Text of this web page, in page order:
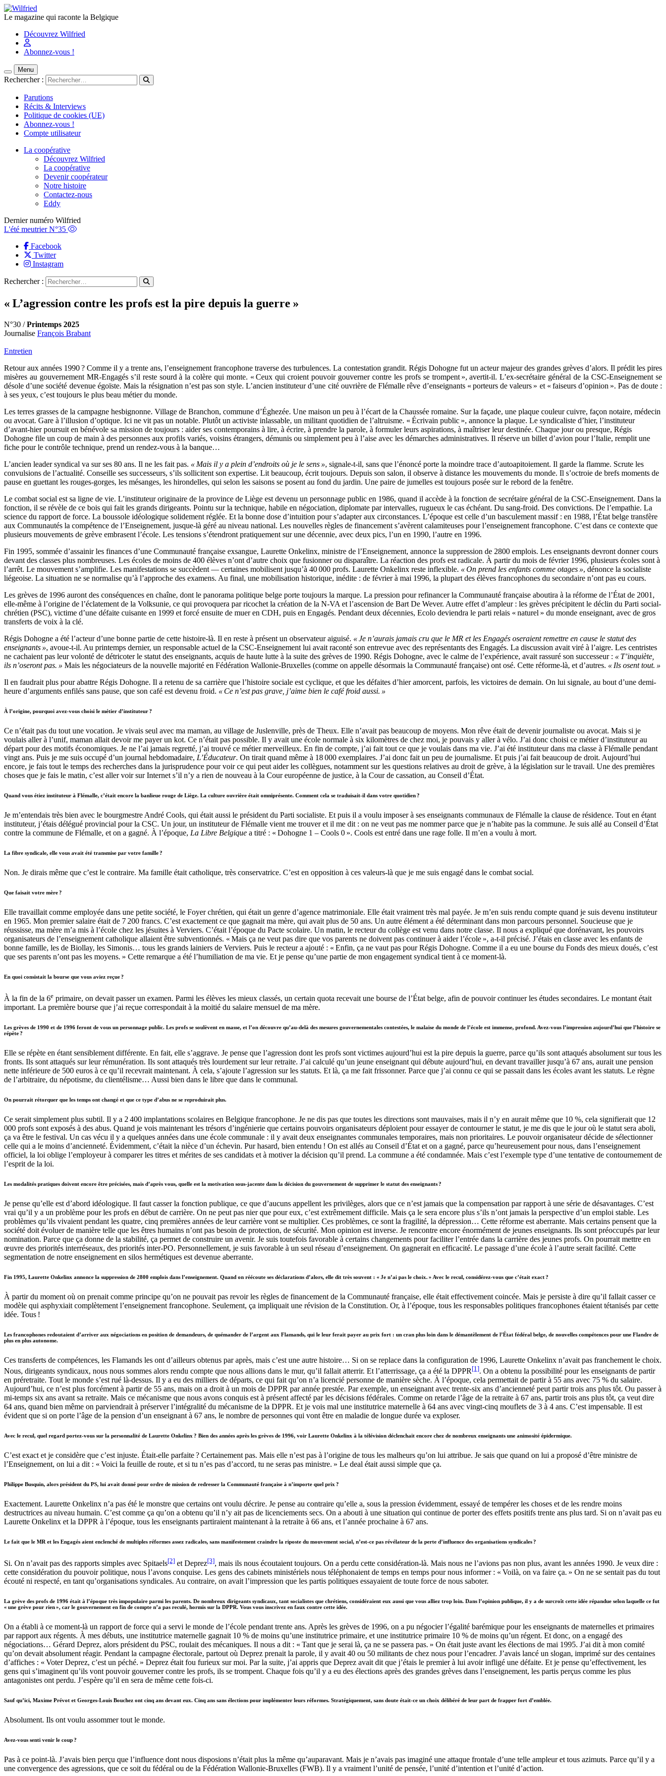
Le magazine qui raconte la Belgique
Découvrez Wilfried
Abonnez-vous !
Menu
Rechercher :
Parutions
Récits & Interviews
Politique de cookies (UE)
Abonnez-vous !
Compte utilisateur
La coopérative
Découvrez Wilfried
La coopérative
Devenir coopérateur
Notre histoire
Contactez-nous
Eddy
Dernier numéro Wilfried
L'été meutrier N°35
Facebook
Twitter
Instagram
Rechercher :
« L’agression contre les profs est la pire depuis la guerre »
N°30 /Printemps 2025
Journalise François Brabant
Entretien
Retour aux années 1990 ? Comme il y a trente ans, l’enseignement francophone traverse des turbulences. La contestation grandit. Régis Dohogne fut un acteur majeur des grandes grèves d’alors. Il prédit les pires
misères au gouvernement MR-Engagés s’il reste sourd à la colère qui monte. « Ceux qui croient pouvoir gouverner contre les profs se trompent », avertit-il. L’ex-secrétaire général de la CSC-Enseignement se
désole d’une société devenue égoïste. Mais la résignation n’est pas son style. L’ancien instituteur d’une cité ouvrière de Flémalle rêve d’enseignants « porteurs de valeurs » et « faiseurs d’opinion ». Pas de doute :
à ses yeux, c’est toujours le plus beau métier du monde.
Les terres grasses de la campagne hesbignonne. Village de Branchon, commune d’Éghezée. Une maison un peu à l’écart de la Chaussée romaine. Sur la façade, une plaque couleur cuivre, façon notaire, médecin
ou avocat. Gare à l’illusion d’optique. Ici ne vit pas un notable. Plutôt un activiste inlassable, un militant quotidien de l’altruisme. « Écrivain public », annonce la plaque. Le syndicaliste d’hier, l’instituteur
d’avant-hier poursuit en bénévole sa mission de toujours : aider ses contemporains à lire, à écrire, à prendre la parole, à formuler leurs aspirations, à maîtriser leur destinée. Chaque jour ou presque, Régis
Dohogne file un coup de main à des personnes aux profils variés, voisins étrangers, démunis ou simplement peu à l’aise avec les démarches administratives. Il réserve un billet d’avion pour l’Italie, remplit une
fiche pour le contrôle technique, prend un rendez-vous à la banque…
L’ancien leader syndical va sur ses 80 ans. Il ne les fait pas. « Mais il y a plein d’endroits où je le sens », signale-t-il, sans que l’énoncé porte la moindre trace d’autoapitoiement. Il garde la flamme. Scrute les
convulsions de l’actualité. Conseille ses successeurs, s’ils sollicitent son expertise. Lit beaucoup, écrit toujours. Depuis son salon, il observe à distance les mouvements du monde. Il s’octroie de brefs moments de
pause en guettant les rouges-gorges, les mésanges, les hirondelles, qui selon les saisons se posent au fond du jardin. Une paire de jumelles est toujours posée sur le rebord de la fenêtre.
Le combat social est sa ligne de vie. L’instituteur originaire de la province de Liège est devenu un personnage public en 1986, quand il accède à la fonction de secrétaire général de la CSC-Enseignement. Dans la
fonction, il se révèle de ce bois qui fait les grands dirigeants. Pointu sur la technique, habile en négociation, diplomate par intervalles, rugueux le cas échéant. Du sang-froid. Des convictions. De l’empathie. La
science du rapport de force. La boussole idéologique solidement réglée. Et la bonne dose d’intuition pour s’adapter aux circonstances. L’époque est celle d’un basculement massif : en 1988, l’État belge transfère
aux Communautés la compétence de l’Enseignement, jusque-là géré au niveau national. Les nouvelles règles de financement s’avèrent calamiteuses pour l’enseignement francophone. C’est dans ce contexte que
plusieurs mouvements de grève embrasent l’école. Les tensions s’étendront pratiquement sur une décennie, avec deux pics, l’un en 1990, l’autre en 1996.
Fin 1995, sommée d’assainir les finances d’une Communauté française exsangue, Laurette Onkelinx, ministre de l’Enseignement, annonce la suppression de 2800 emplois. Les enseignants devront donner cours
devant des classes plus nombreuses. Les écoles de moins de 400 élèves n’ont d’autre choix que fusionner ou disparaître. La réaction des profs est radicale. À partir du mois de février 1996, plusieurs écoles sont à
l’arrêt. Le mouvement s’amplifie. Les manifestations se succèdent — certaines mobilisent jusqu’à 40 000 profs. Laurette Onkelinx reste inflexible. « On prend les enfants comme otages », dénonce la socialiste
liégeoise. La situation ne se normalise qu’à l’approche des examens. Au final, une mobilisation historique, inédite : de février à mai 1996, la plupart des élèves francophones du secondaire n’ont pas eu cours.
Les grèves de 1996 auront des conséquences en chaîne, dont le panorama politique belge porte toujours la marque. La pression pour refinancer la Communauté française aboutira à la réforme de l’État de 2001,
elle-même à l’origine de l’éclatement de la Volksunie, ce qui provoquera par ricochet la création de la N-VA et l’ascension de Bart De Wever. Autre effet d’ampleur : les grèves précipitent le déclin du Parti social-
chrétien (PSC), victime d’une défaite cuisante en 1999 et forcé ensuite de muer en CDH, puis en Engagés. Pendant deux décennies, Ecolo deviendra le parti relais « naturel » du monde enseignant, avec de gros
transferts de voix à la clé.
Régis Dohogne a été l’acteur d’une bonne partie de cette histoire-là. Il en reste à présent un observateur aiguisé. « Je n’aurais jamais cru que le MR et les Engagés oseraient remettre en cause le statut des
enseignants », avoue-t-il. Au printemps dernier, un responsable actuel de la CSC-Enseignement lui avait raconté son entrevue avec des représentants des Engagés. La discussion avait viré à l’aigre. Les centristes
ne cachaient pas leur volonté de détricoter le statut des enseignants, acquis de haute lutte à la suite des grèves de 1990. Régis Dohogne, avec le calme de l’expérience, avait rassuré son successeur : « T’inquiète,
ils n’oseront pas. » Mais les négociateurs de la nouvelle majorité en Fédération Wallonie-Bruxelles (comme on appelle désormais la Communauté française) ont osé. Cette réforme-là, et d’autres. « Ils osent tout. »
Il en faudrait plus pour abattre Régis Dohogne. Il a retenu de sa carrière que l’histoire sociale est cyclique, et que les défaites d’hier amorcent, parfois, les victoires de demain. On lui signale, au bout d’une demi-
heure d’arguments enfilés sans pause, que son café est devenu froid. « Ce n’est pas grave, j’aime bien le café froid aussi. »
À l’origine, pourquoi avez-vous choisi le métier d’instituteur ?
Ce n’était pas du tout une vocation. Je vivais seul avec ma maman, au village de Juslenville, près de Theux. Elle n’avait pas beaucoup de moyens. Mon rêve était de devenir journaliste ou avocat. Mais si je
voulais aller à l’unif, maman allait devoir me payer un kot. Ce n’était pas possible. Il y avait une école normale à six kilomètres de chez moi, je pouvais y aller à vélo. J’ai donc choisi ce métier d’instituteur au
départ pour des motifs économiques. Je ne l’ai jamais regretté, j’ai trouvé ce métier merveilleux. En fin de compte, j’ai fait tout ce que je voulais dans ma vie. J’ai été instituteur dans ma classe à Flémalle pendant
vingt ans. Puis je me suis occupé d’un journal hebdomadaire, L’Éducateur. On tirait quand même à 18 000 exemplaires. J’ai donc fait un peu de journalisme. Et puis j’ai fait beaucoup de droit. Aujourd’hui
encore, je fais tout le temps des recherches dans la jurisprudence pour voir ce qui peut aider les collègues, notamment sur les questions relatives au droit de grève, à la législation sur le travail. Une des premières
choses que je fais le matin, c’est aller voir sur Internet s’il n’y a rien de nouveau à la Cour européenne de justice, à la Cour de cassation, au Conseil d’État.
Quand vous étiez instituteur à Flémalle, c’était encore la banlieue rouge de Liège. La culture ouvrière était omniprésente. Comment cela se traduisait-il dans votre quotidien ?
Je m’entendais très bien avec le bourgmestre André Cools, qui était aussi le président du Parti socialiste. Et puis il a voulu imposer à ses enseignants communaux de Flémalle la clause de résidence. Tout en étant
instituteur, j’étais délégué provincial pour la CSC. Un jour, un instituteur de Flémalle vient me trouver et il me dit : on ne veut pas me nommer parce que je n’habite pas la commune. Je suis allé au Conseil d’État
contre la commune de Flémalle, et on a gagné. À l’époque, La Libre Belgique a titré : « Dohogne 1 – Cools 0 ». Cools est entré dans une rage folle. Il m’en a voulu à mort.
La fibre syndicale, elle vous avait été transmise par votre famille ?
Non. Je dirais même que c’est le contraire. Ma famille était catholique, très conservatrice. C’est en opposition à ces valeurs-là que je me suis engagé dans le combat social.
Que faisait votre mère ?
Elle travaillait comme employée dans une petite société, le Foyer chrétien, qui était un genre d’agence matrimoniale. Elle était vraiment très mal payée. Je m’en suis rendu compte quand je suis devenu instituteur
en 1965. Mon premier salaire était de 7 200 francs. C’est exactement ce que gagnait ma mère, qui avait plus de 50 ans. Un autre élément a été déterminant dans mon parcours personnel. Soucieuse que je
réussisse, ma mère m’a mis à l’école chez les jésuites à Verviers. C’était l’époque du Pacte scolaire. Un matin, le recteur du collège est venu dans notre classe. Il nous a expliqué que dorénavant, les pouvoirs
organisateurs de l’enseignement catholique allaient être subventionnés. « Mais ça ne veut pas dire que vos parents ne doivent pas continuer à aider l’école », a-t-il précisé. J’étais en classe avec les enfants de
bonne famille, les de Biollay, les Simonis… tous les grands lainiers de Verviers. Puis le recteur a ajouté : « Enfin, ça ne vaut pas pour Régis Dohogne. Comme il a eu une bourse du Fonds des mieux doués, c’est
que ses parents n’ont pas les moyens. » Cette remarque a été l’humiliation de ma vie. Et je pense qu’une partie de mon engagement syndical tient à ce moment-là.
En quoi consistait la bourse que vous aviez reçue ?
À la fin de la 6e primaire, on devait passer un examen. Parmi les élèves les mieux classés, un certain quota recevait une bourse de l’État belge, afin de pouvoir continuer les études secondaires. Le montant était
important. La première bourse que j’ai reçue correspondait à la moitié du salaire mensuel de ma mère.
Les grèves de 1990 et de 1996 feront de vous un personnage public. Les profs se soulèvent en masse, et l’on découvre qu’au-delà des mesures gouvernementales contestées, le malaise du monde de l’école est immense, profond. Avez-vous l’impression aujourd’hui que l’histoire se
répète ?
Elle se répète en étant sensiblement différente. En fait, elle s’aggrave. Je pense que l’agression dont les profs sont victimes aujourd’hui est la pire depuis la guerre, parce qu’ils sont attaqués absolument sur tous les
fronts. Ils sont attaqués sur leur rémunération. Ils sont attaqués très lourdement sur leur retraite. J’ai calculé qu’un jeune enseignant qui débute aujourd’hui, en devant travailler jusqu’à 67 ans, aurait une pension
nette inférieure de 500 euros à ce qu’il recevrait maintenant. À cela, s’ajoute l’agression sur les statuts. Et là, ça me fait frissonner. Parce que j’ai connu ce qui se passait dans les écoles avant les statuts. Le règne
de l’arbitraire, du népotisme, du clientélisme… Aussi bien dans le libre que dans le communal.
On pourrait rétorquer que les temps ont changé et que ce type d’abus ne se reproduirait plus.
Ce serait simplement plus subtil. Il y a 2 400 implantations scolaires en Belgique francophone. Je ne dis pas que toutes les directions sont mauvaises, mais il n’y en aurait même que 10 %, cela signifierait que 12
000 profs sont exposés à des abus. Quand je vois maintenant les trésors d’ingénierie que certains pouvoirs organisateurs déploient pour essayer de contourner le statut, je me dis que le jour où le statut sera aboli,
ça va être le festival. Un cas vécu il y a quelques années dans une école communale : il y avait deux enseignantes communales temporaires, mais non prioritaires. Le pouvoir organisateur décide de sélectionner
celle qui a le moins d’ancienneté. Évidemment, c’était la nièce d’un échevin. Pur hasard, bien entendu ! On est allés au Conseil d’État et on a gagné, parce qu’heureusement pour nous, dans l’enseignement
officiel, la loi oblige l’employeur à comparer les titres et mérites de ses candidats et à motiver la décision qu’il prend. La commune a été condamnée. Mais c’est l’exemple type d’une tentative de contournement de
l’esprit de la loi.
Les modalités pratiques doivent encore être précisées, mais d’après vous, quelle est la motivation sous-jacente dans la décision du gouvernement de supprimer le statut des enseignants ?
Je pense qu’elle est d’abord idéologique. Il faut casser la fonction publique, ce que d’aucuns appellent les privilèges, alors que ce n’est jamais que la compensation par rapport à une série de désavantages. C’est
vrai qu’il y a un problème pour les profs en début de carrière. On ne peut pas nier que pour eux, c’est extrêmement difficile. Mais ça le sera encore plus s’ils n’ont jamais la perspective d’un emploi stable. Les
problèmes qu’ils vivaient pendant les quatre, cinq premières années de leur carrière vont se multiplier. Ces problèmes, ce sont la fragilité, la dépression… Cette réforme est aberrante. Mais certains pensent que la
société doit évoluer de manière telle que les êtres humains n’ont pas besoin de protection, de sécurité. Mon opinion est inverse. Je rencontre encore énormément de jeunes enseignants. Ils sont préoccupés par leur
nomination. Parce que ça donne de la stabilité, ça permet de construire un avenir. Je suis toutefois favorable à certains changements pour faciliter l’entrée dans la carrière des jeunes profs. On pourrait mettre en
œuvre des priorités interréseaux, des priorités inter-PO. Personnellement, je suis favorable à un seul réseau d’enseignement. On gagnerait en efficacité. Le passage d’une école à l’autre serait facilité. Cette
segmentation de notre enseignement en silos hermétiques est devenue aberrante.
Fin 1995, Laurette Onkelinx annonce la suppression de 2800 emplois dans l’enseignement. Quand on réécoute ses déclarations d’alors, elle dit très souvent : « Je n’ai pas le choix. » Avec le recul, considérez-vous que c’était exact ?
À partir du moment où on prenait comme principe qu’on ne pouvait pas revoir les règles de financement de la Communauté française, elle était effectivement coincée. Mais je persiste à dire qu’il fallait casser ce
modèle qui asphyxiait complètement l’enseignement francophone. Seulement, ça impliquait une révision de la Constitution. Or, à l’époque, tous les responsables politiques francophones étaient tétanisés par cette
idée. Tous !
Les francophones redoutaient d’arriver aux négociations en position de demandeurs, de quémander de l’argent aux Flamands, qui le leur ferait payer au prix fort : un cran plus loin dans le démantèlement de l’État fédéral belge, de nouvelles compétences pour une Flandre de
plus en plus autonome.
Ces transferts de compétences, les Flamands les ont d’ailleurs obtenus par après, mais c’est une autre histoire… Si on se replace dans la configuration de 1996, Laurette Onkelinx n’avait pas franchement le choix.
Nous, dirigeants syndicaux, nous nous sommes alors rendu compte que nous allions dans le mur, qu’il fallait atterrir. Et l’atterrissage, ça a été la DPPR [1]. On a obtenu la possibilité pour les enseignants de partir
en préretraite. Tout le monde s’est rué là-dessus. Il y a eu des milliers de départs, ce qui fait qu’on n’a licencié personne de manière sèche. À l’époque, cela permettait de partir à 55 ans avec 75 % du salaire.
Aujourd’hui, ce n’est plus forcément à partir de 55 ans, mais on a droit à un mois de DPPR par année prestée. Par exemple, un enseignant avec trente-six ans d’ancienneté peut partir trois ans plus tôt. Ou passer à
mi-temps six ans avant sa retraite. Mais ce mécanisme que nous avons conquis est à présent affecté par les décisions fédérales. Comme on retarde l’âge de la retraite à 67 ans, partir trois ans plus tôt, ça veut dire
64 ans, quand bien même on parviendrait à préserver l’intégralité du mécanisme de la DPPR. Et je vois mal une institutrice maternelle à 64 ans avec vingt-cinq mouflets de 3 à 4 ans. C’est impensable. Il est
évident que si on porte l’âge de la pension d’un enseignant à 67 ans, le nombre de personnes qui vont être en maladie de longue durée va exploser.
Avec le recul, quel regard portez-vous sur la personnalité de Laurette Onkelinx ? Bien des années après les grèves de 1996, voir Laurette Onkelinx à la télévision déclenchait encore chez de nombreux enseignants une animosité épidermique.
C’est exact et je considère que c’est injuste. Était-elle parfaite ? Certainement pas. Mais elle n’est pas à l’origine de tous les malheurs qu’on lui attribue. Je sais que quand on lui a proposé d’être ministre de
l’Enseignement, on lui a dit : « Voici la feuille de route, et si tu n’es pas d’accord, tu ne seras pas ministre. » Le deal était aussi simple que ça.
Philippe Busquin, alors président du PS, lui avait donné pour ordre de mission de redresser la Communauté française à n’importe quel prix ?
Exactement. Laurette Onkelinx n’a pas été le monstre que certains ont voulu décrire. Je pense au contraire qu’elle a, sous la pression évidemment, essayé de tempérer les choses et de les rendre moins
destructrices au niveau humain. C’est comme ça qu’on a obtenu qu’il n’y ait pas de licenciements secs. On a abouti à une situation qui continue de porter des effets positifs trente ans plus tard. Si on n’avait pas eu
Laurette Onkelinx et la DPPR à l’époque, tous les enseignants partiraient maintenant à la retraite à 66 ans, et l’année prochaine à 67 ans.
Le fait que le MR et les Engagés aient enclenché de multiples réformes assez radicales, sans manifestement craindre la riposte du mouvement social, n’est-ce pas révélateur de la perte d’influence des organisations syndicales ?
Si. On n’avait pas des rapports simples avec Spitaels[2] et Deprez[3], mais ils nous écoutaient toujours. On a perdu cette considération-là. Mais nous ne l’avions pas non plus, avant les années 1990. Je veux dire :
cette considération du pouvoir politique, nous l’avons conquise. Les gens des cabinets ministériels nous téléphonaient de temps en temps pour nous informer : « Voilà, on va faire ça. » On ne se sentait pas du tout
écouté ni respecté, en tant qu’organisations syndicales. Au contraire, on avait l’impression que les partis politiques essayaient de toute force de nous saboter.
La grève des profs de 1996 était à l’époque très impopulaire parmi les parents. De nombreux dirigeants syndicaux, tant socialistes que chrétiens, considéraient eux aussi que vous alliez trop loin. Dans l’opinion publique, il y a de surcroît cette idée répandue selon laquelle ce fut
« une grève pour rien », car le gouvernement en fin de compte n’a pas reculé, hormis sur la DPPR. Vous vous inscrivez en faux contre cette idée.
On a établi à ce moment-là un rapport de force qui a servi le monde de l’école pendant trente ans. Après les grèves de 1996, on a pu négocier l’égalité barémique pour les enseignants de maternelles et primaires
par rapport aux régents. À mes débuts, une institutrice maternelle gagnait 10 % de moins qu’une institutrice primaire, et une institutrice primaire 10 % de moins qu’un régent. Et donc, on a engagé des
négociations… Gérard Deprez, alors président du PSC, roulait des mécaniques. Il nous a dit : « Tant que je serai là, ça ne se passera pas. » On était juste avant les élections de mai 1995. J’ai dit à mon comité
qu’on devait absolument réagir. Pendant la campagne électorale, partout où Deprez prenait la parole, il y avait 40 ou 50 militants de chez nous pour l’encadrer. J’avais lancé un slogan, imprimé sur des centaines
d’affiches : « Voter Deprez, c’est un péché. » Deprez était fou furieux sur moi. Par la suite, j’ai appris que Deprez avait dit que j’étais le premier à lui avoir infligé une défaite. Et je pense qu’effectivement, les
gens qui s’imaginent qu’ils vont pouvoir gouverner contre les profs, ils se trompent. Chaque fois qu’il y a eu des élections après des grandes grèves dans l’enseignement, les partis perçus comme les plus
antagonistes ont perdu. J’espère qu’il en sera de même cette fois-ci.
Sauf qu’ici, Maxime Prévot et Georges-Louis Bouchez ont cinq ans devant eux. Cinq ans sans élections pour implémenter leurs réformes. Stratégiquement, sans doute était-ce un choix délibéré de leur part de frapper fort d’emblée.
Absolument. Ils ont voulu assommer tout le monde.
Avez-vous senti venir le coup ?
Pas à ce point-là. J’avais bien perçu que l’influence dont nous disposions n’était plus la même qu’auparavant. Mais je n’avais pas imaginé une attaque frontale d’une telle ampleur et tous azimuts. Parce qu’il y a
une convergence des agressions, que ce soit du fédéral ou de la Fédération Wallonie-Bruxelles (FWB). Il y a vraiment l’unité de pensée, l’unité d’intention et l’unité d’action.